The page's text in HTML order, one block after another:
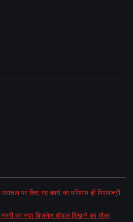
पर किए गए कार्य का परिणाम ही पिपलांत्री
का नया बिज़नेस मॉडल दिखाने का मौका